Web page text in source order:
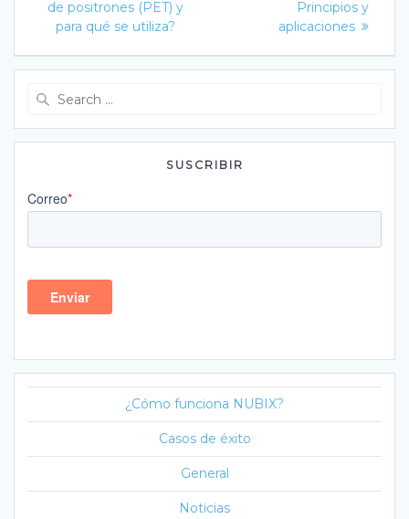
entradas
de positrones (PET) y
para qué se utiliza?
Principios y
aplicaciones
SUSCRIBIR
¿Cómo funciona NUBIX?
Casos de éxito
General
Noticias